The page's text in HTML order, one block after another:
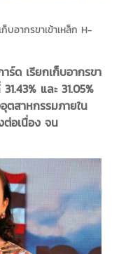
บอากรขาเข้าเหล็ก H-
ร์ด เรียกเก็บอากรขา
และ 31.05%
ตสาหกรรมภายใน
ต่อเนื่อง จน